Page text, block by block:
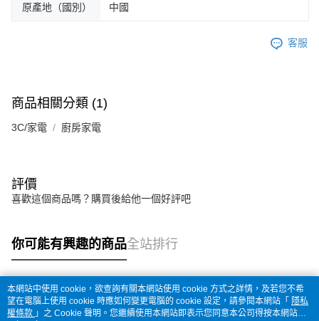
原產地（國別） 中國
客服
商品相關分類 (1)
3C/家電 廚房家電
評價
喜歡這個商品嗎？購買後給他一個好評吧
你可能有興趣的商品全站排行
熱門標籤
本網站中使用 cookie，欲查詢有關本網站使用 cookie 方式之詳情，及若您不希
望在電腦上使用 cookie 時應如何變更電腦的 cookie 設定，請參閱本網站「 隱私
權條款 」之 Cookie 聲明。您繼續使用本網站即表示您同意本公司得按本網站使